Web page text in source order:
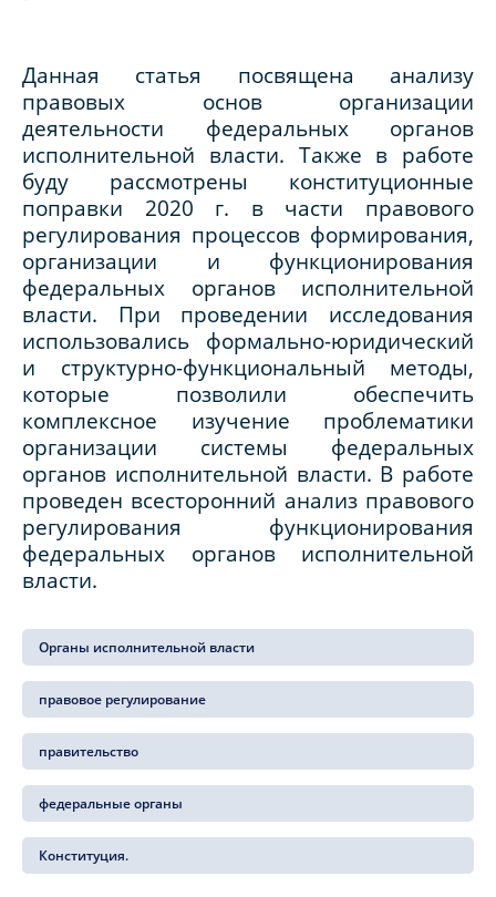
Данная статья посвящена анализу
правовых основ организации
деятельности федеральных органов
исполнительной власти. Также в работе
буду рассмотрены конституционные
поправки 2020 г. в части правового
регулирования процессов формирования,
организации и функционирования
федеральных органов исполнительной
власти. При проведении исследования
использовались формально-юридический
и структурно-функциональный методы,
которые позволили обеспечить
комплексное изучение проблематики
организации системы федеральных
органов исполнительной власти. В работе
проведен всесторонний анализ правового
регулирования функционирования
федеральных органов исполнительной
власти.
Органы исполнительной власти
правовое регулирование
правительство
федеральные органы
Конституция.